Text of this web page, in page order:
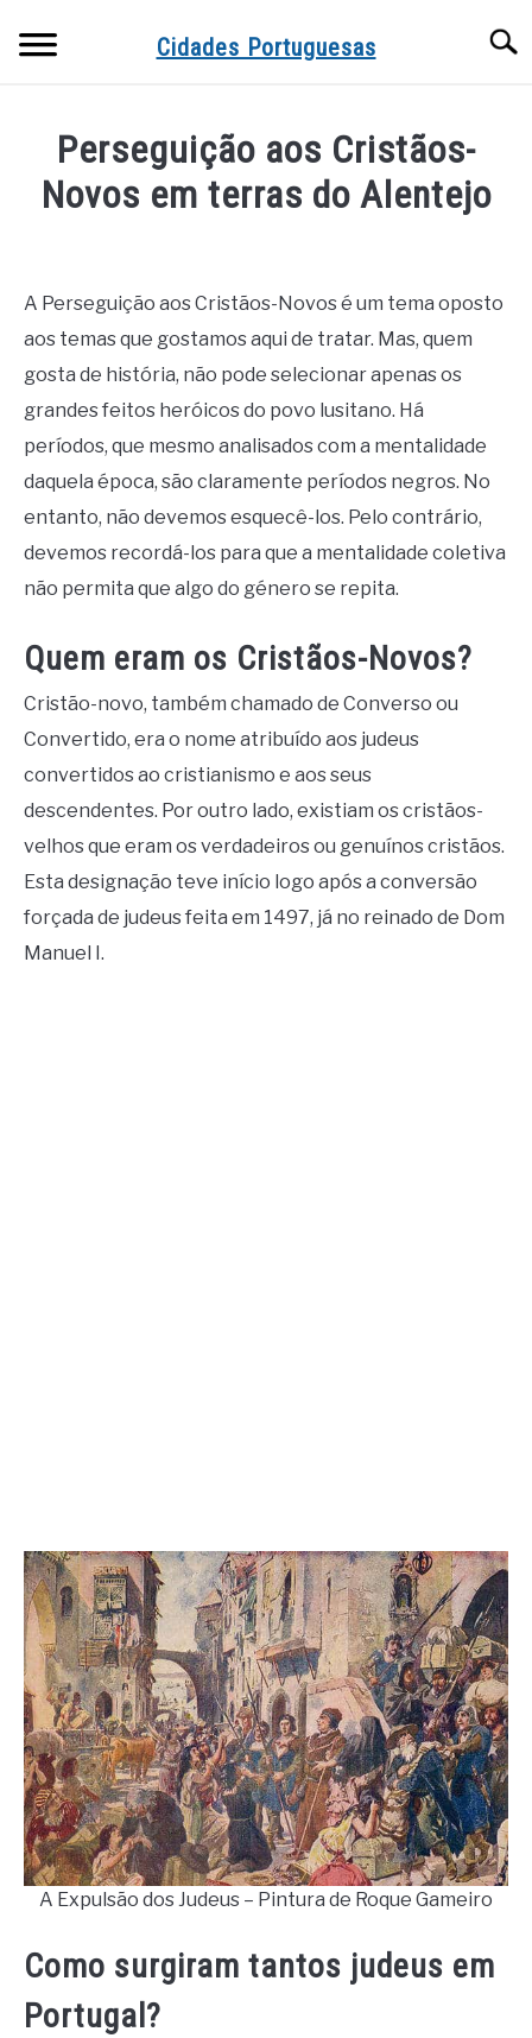
Cidades Portuguesas
Perseguição aos Cristãos-
Novos em terras do Alentejo
Silva
Contextos
históricos
A Perseguição aos Cristãos-Novos é um tema oposto
aos temas que gostamos aqui de tratar. Mas, quem
gosta de história, não pode selecionar apenas os
grandes feitos heróicos do povo lusitano. Há
períodos, que mesmo analisados com a mentalidade
daquela época, são claramente períodos negros. No
entanto, não devemos esquecê-los. Pelo contrário,
devemos recordá-los para que a mentalidade coletiva
não permita que algo do género se repita.
Quem eram os Cristãos-Novos?
Cristão-novo, também chamado de Converso ou
Convertido, era o nome atribuído aos judeus
convertidos ao cristianismo e aos seus
descendentes. Por outro lado, existiam os cristãos-
velhos que eram os verdadeiros ou genuínos cristãos.
Esta designação teve início logo após a conversão
forçada de judeus feita em 1497, já no reinado de Dom
Manuel I.
A Expulsão dos Judeus – Pintura de Roque Gameiro
Como surgiram tantos judeus em
Portugal?